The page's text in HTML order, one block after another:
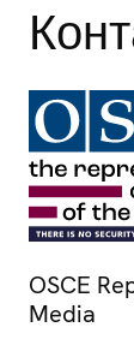
OSCE
Media